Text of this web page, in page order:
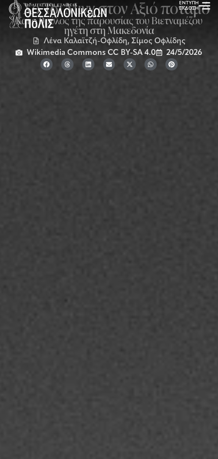
ΕΝΤΥΠΗ
ΕΚΔΟΣΗ
Ο Χο Τσι Μινχ στον Αξιό ποταμό
Και ο θρύλος της παρουσίας του Βιετναμέζου
ηγέτη στη Μακεδονία
Λένα Καλαϊτζή-Οφλίδη, Σίμος Οφλίδης
Wikimedia Commons CC BY-SA 4.0
24/5/2026